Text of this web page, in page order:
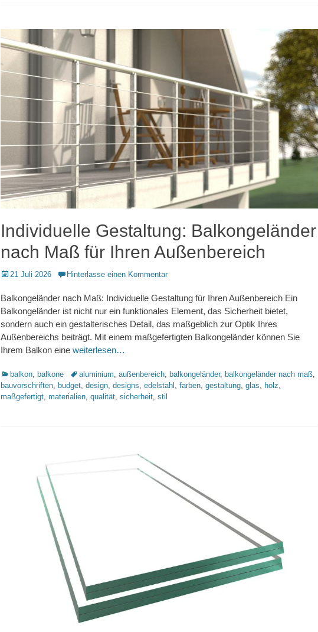
Individuelle Gestaltung: Balkongeländer
nach Maß für Ihren Außenbereich
Posted
21 Juli 2026 Hinterlasse einen Kommentar
Balkongeländer nach Maß: Individuelle Gestaltung für Ihren Außenbereich Ein
Balkongeländer ist nicht nur ein funktionales Element, das Sicherheit bietet,
sondern auch ein gestalterisches Detail, das maßgeblich zur Optik Ihres
Außenbereichs beiträgt. Mit einem maßgefertigten Balkongeländer können Sie
Ihrem Balkon eine weiterlesen…
Kategorien
balkon balkone Schlagworte
aluminium außenbereich balkongeländer, balkongeländer nach maß
bauvorschriften
budget design designs edelstahl farben gestaltung glas holz
maßgefertigt materialien qualität sicherheit stil